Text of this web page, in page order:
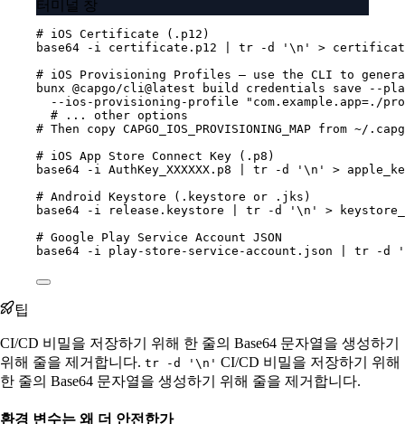
터미널 창
# iOS Certificate (.p12)
base64
-i certificate.p12 tr -d '\n' >
# iOS Provisioning Profiles — use the CLI to generate
bunx @capgo/cli@latest build credentials save
--
--ios-provisioning-profile
"com.example.app=./
# ... other options
# Then copy CAPGO_IOS_PROVISIONING_MAP
# iOS App Store Connect Key (.p8)
base64
-i AuthKey_XXXXXX.p8 tr -d '\n' >
# Android Keystore (.keystore or .jks)
base64
-i release.keystore tr -d '\n' >
# Google Play Service Account JSON
base64
-i play-store-service-account.json tr -d
팁
CI/CD 비밀을 저장하기 위해 한 줄의 Base64 문자열을 생성하기
위해 줄을 제거합니다. tr -d '\n' CI/CD 비밀을 저장하기 위해
한 줄의 Base64 문자열을 생성하기 위해 줄을 제거합니다.
환경 변수는 왜 더 안전한가